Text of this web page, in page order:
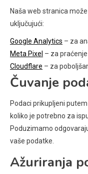
Naša web stranica
uključujući:
Google Analytics – za
Meta Pixel – za
Cloudflare – za
Čuvanje
Podaci prikupljeni
koliko je potrebno za
Poduzimamo
vaše podatke.
Ažuriranja